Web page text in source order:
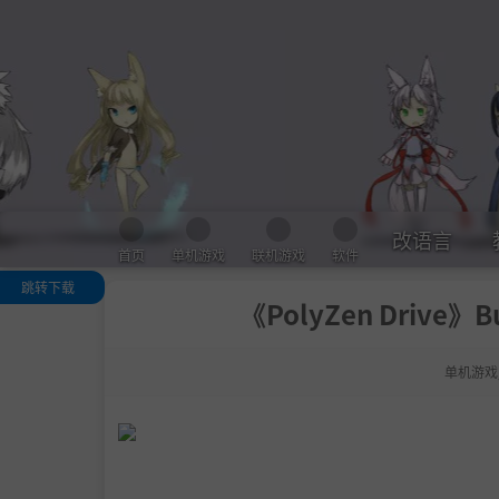
首页 单机游戏 联机游戏 软件
改语言
《PolyZen Drive》
单机游戏
跳转下载